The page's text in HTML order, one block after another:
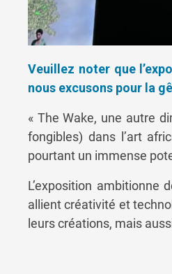
Veuillez noter que
nous excusons pour la
« The Wake, une autre
fongibles) dans l’art
pourtant un immense
L’exposition
allient créativité et
leurs créations, mais